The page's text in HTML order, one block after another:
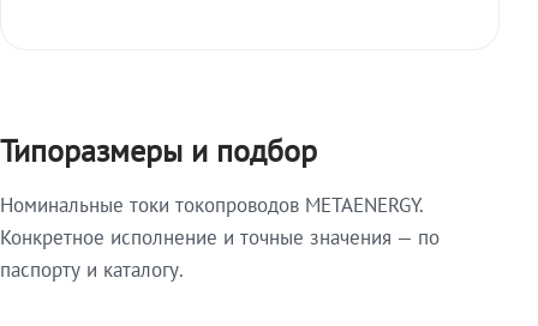
Типоразмеры и подбор
Номинальные токи токопроводов METAENERGY.
Конкретное исполнение и точные значения — по
паспорту и каталогу.